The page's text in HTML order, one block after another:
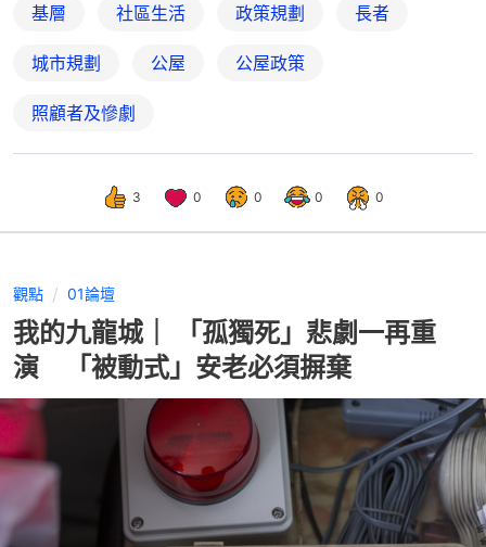
基層 社區生活 政策規劃 長者
城市規劃 公屋 公屋政策
照顧者及慘劇
3 0 0 0 0
觀點 01論壇
我的九龍城｜ 「孤獨死」悲劇一再重
演 「被動式」安老必須摒棄